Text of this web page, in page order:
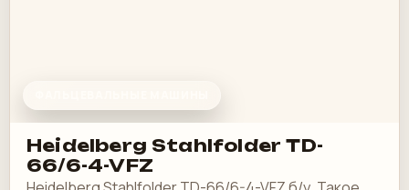
Heidelberg Stahlfolder TD-
66/6-4-VFZ